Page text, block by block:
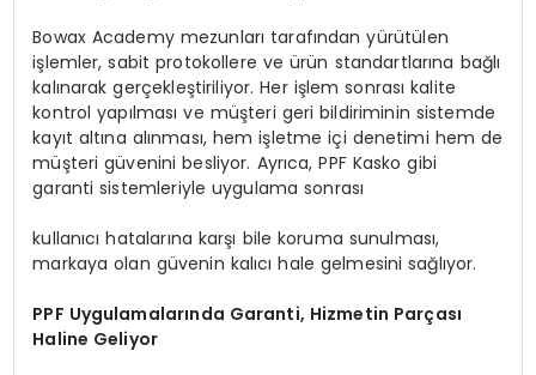
Bowax Academy mezunları tarafından yürütülen
işlemler, sabit protokollere ve ürün standartlarına bağlı
kalınarak gerçekleştiriliyor. Her işlem sonrası kalite
kontrol yapılması ve müşteri geri bildiriminin sistemde
kayıt altına alınması, hem işletme içi denetimi hem de
müşteri güvenini besliyor. Ayrıca, PPF Kasko gibi
garanti sistemleriyle uygulama sonrası
kullanıcı hatalarına karşı bile koruma sunulması,
markaya olan güvenin kalıcı hale gelmesini sağlıyor.
PPF Uygulamalarında Garanti, Hizmetin Parçası
Haline Geliyor